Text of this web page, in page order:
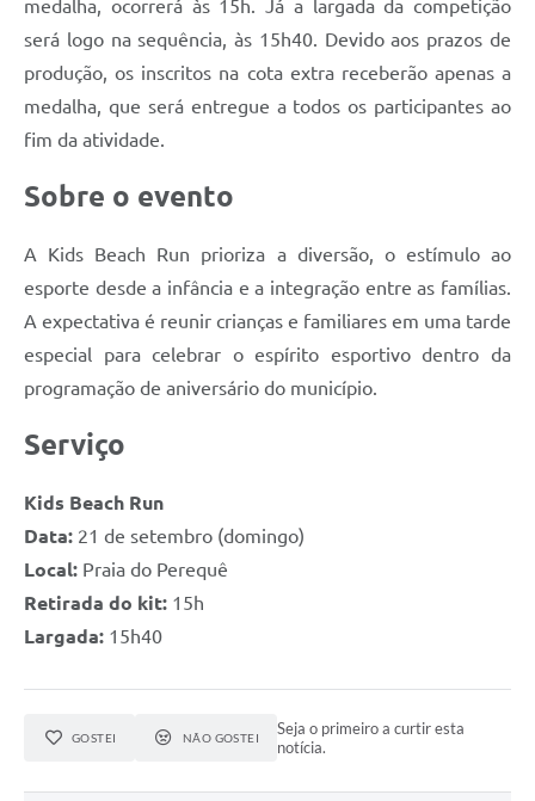
medalha, ocorrerá às 15h. Já a largada da competição
será logo na sequência, às 15h40. Devido aos prazos de
produção, os inscritos na cota extra receberão apenas a
medalha, que será entregue a todos os participantes ao
fim da atividade.
Sobre o evento
A Kids Beach Run prioriza a diversão, o estímulo ao
esporte desde a infância e a integração entre as famílias.
A expectativa é reunir crianças e familiares em uma tarde
especial para celebrar o espírito esportivo dentro da
programação de aniversário do município.
Serviço
Kids Beach Run
Data: 21 de setembro (domingo)
Local: Praia do Perequê
Retirada do kit: 15h
Largada: 15h40
GOSTEI NÃO GOSTEI
Seja o primeiro a curtir esta
notícia.